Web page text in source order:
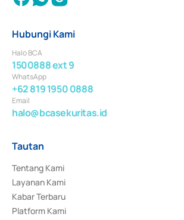
Hubungi Kami
Halo BCA
1500888 ext 9
WhatsApp
+62 819 1950 0888
Email
halo@bcasekuritas.id
Tautan
Tentang Kami
Layanan Kami
Kabar Terbaru
Platform Kami